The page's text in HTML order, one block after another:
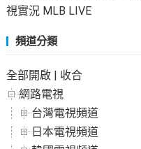
視實況 MLB LIVE
頻道分類
全部開啟| 收合
網路電視
台灣電視頻道
日本電視頻道